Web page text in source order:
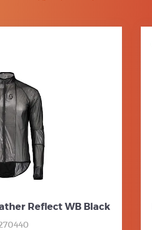
Reflect WB Black